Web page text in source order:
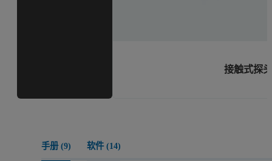
接触式探
手册 (9) 软件 (14)